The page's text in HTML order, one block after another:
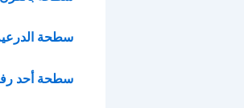
سطحة
سطحة أحد